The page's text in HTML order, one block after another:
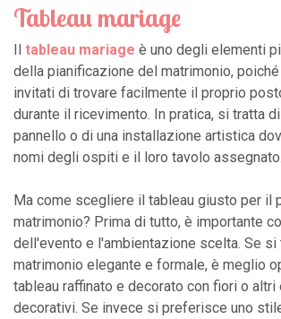
Tableau mariage
Il tableau mariage è uno degli elementi
della pianificazione del matrimonio,
invitati di trovare facilmente il proprio
durante il ricevimento. In pratica, si tratta
pannello o di una installazione artistica
nomi degli ospiti e il loro tavolo assegnato.
Ma come scegliere il tableau giusto per il
matrimonio? Prima di tutto, è importante
dell'evento e l'ambientazione scelta. Se si
matrimonio elegante e formale, è meglio
tableau raffinato e decorato con fiori o altri
decorativi. Se invece si preferisce uno